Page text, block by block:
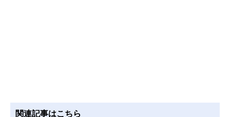
関連記事はこちら